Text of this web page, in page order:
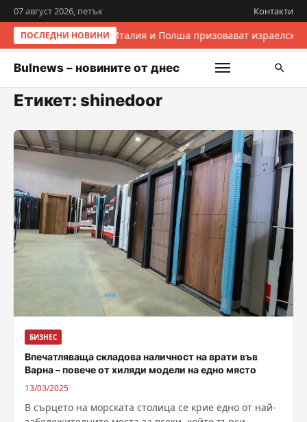
07 август 2026, петък Контакти
ПОСЛЕДНИ НОВИНИ Италия и Полша призовават
Bulnews – новините от днес
Етикет: shinedoor
БИЗНЕС
Впечатляваща складова наличност на врати във
Варна – повече от хиляди модели на едно място
13/03/2025
В сърцето на морската столица се крие едно от най-